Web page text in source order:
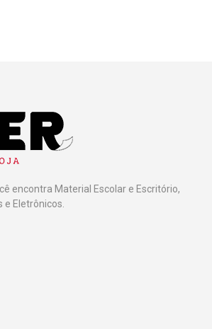
encontra Material Escolar e Escritório,
e Eletrônicos.